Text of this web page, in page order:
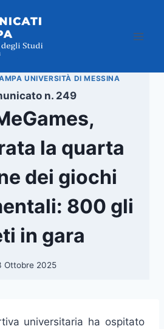
UNIVERSITÀ DI MESSINA
n. 249
la quarta
dei giochi
800 gli
in gara
Ottobre 2025
universitaria ha ospitato